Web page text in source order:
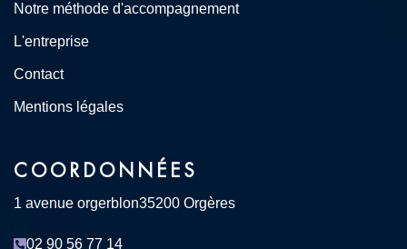
Notre méthode d'accompagnement
L'entreprise
Contact
Mentions légales
COORDONNÉES
1 avenue orgerblon35200 Orgères
02 90 56 77 14